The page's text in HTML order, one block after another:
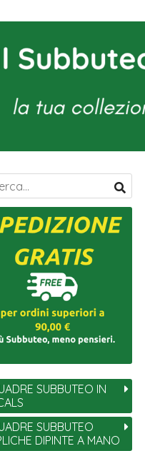
SUBBUTEO IN
SUBBUTEO
DIPINTE A MANO